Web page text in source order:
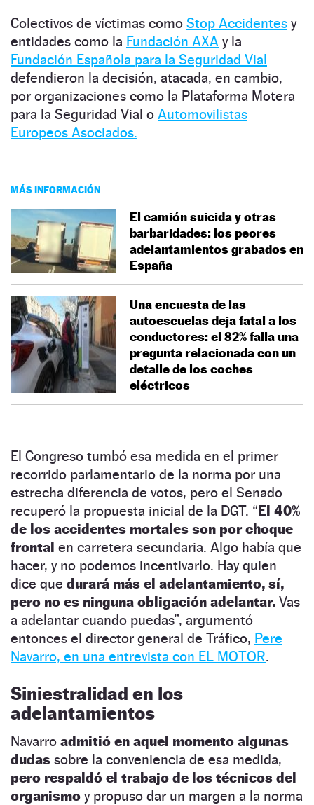
Colectivos de víctimas como Stop Accidentes y
entidades como la Fundación AXA y la
Fundación Española para la Seguridad Vial
defendieron la decisión, atacada, en cambio,
por organizaciones como la Plataforma Motera
para la Seguridad Vial o Automovilistas
Europeos Asociados.
MÁS INFORMACIÓN
El camión suicida y otras
barbaridades: los peores
adelantamientos grabados en
España
Una encuesta de las
autoescuelas deja fatal a los
conductores: el 82% falla una
pregunta relacionada con un
detalle de los coches
eléctricos
El Congreso tumbó esa medida en el primer
recorrido parlamentario de la norma por una
estrecha diferencia de votos, pero el Senado
recuperó la propuesta inicial de la DGT. “El 40%
de los accidentes mortales son por choque
frontal en carretera secundaria. Algo había que
hacer, y no podemos incentivarlo. Hay quien
dice que durará más el adelantamiento, sí,
pero no es ninguna obligación adelantar. Vas
a adelantar cuando puedas”, argumentó
entonces el director general de Tráfico, Pere
Navarro, en una entrevista con EL MOTOR.
Siniestralidad en los
adelantamientos
Navarro admitió en aquel momento algunas
dudas sobre la conveniencia de esa medida,
pero respaldó el trabajo de los técnicos del
organismo y propuso dar un margen a la norma